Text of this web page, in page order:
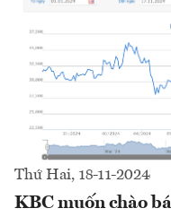
Thứ Hai, 18-11-2024
KBC muốn chào